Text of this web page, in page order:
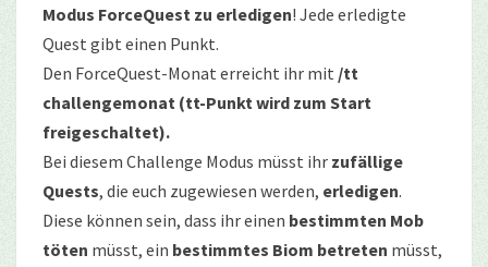
Modus ForceQuest zu erledigen! Jede erledigte
Quest gibt einen Punkt.
Den ForceQuest-Monat erreicht ihr mit /tt
challengemonat (tt-Punkt wird zum Start
freigeschaltet).
Bei diesem Challenge Modus müsst ihr zufällige
Quests, die euch zugewiesen werden, erledigen.
Diese können sein, dass ihr einen bestimmten Mob
töten müsst, ein bestimmtes Biom betreten müsst,